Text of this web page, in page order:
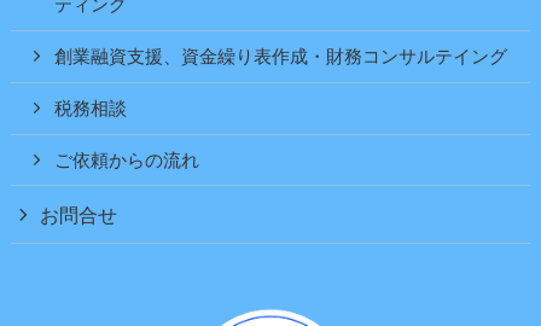
ティング
創業融資支援、資金繰り表作成・財務コンサルテイング
税務相談
ご依頼からの流れ
お問合せ